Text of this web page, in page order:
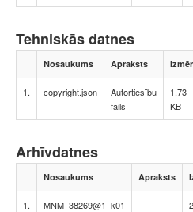
Tehniskās datnes
Nosaukums Apraksts
1. copyright.json
Autortiesību
fails
1.73
KB
Arhīvdatnes
Nosaukums Apraksts
1. MNM_38269@1_k01